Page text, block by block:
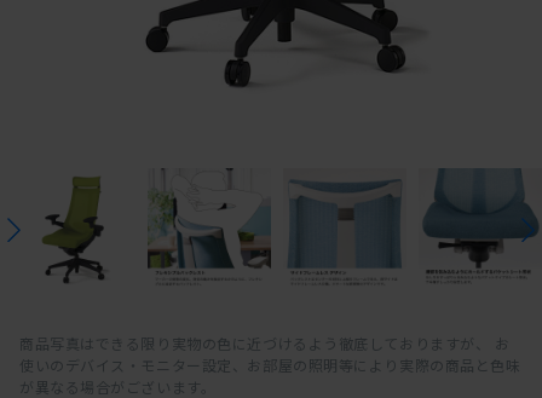
商品写真はできる限り実物の色に近づけるよう徹底しておりますが、 お
使いのデバイス・モニター設定、お部屋の照明等により実際の商品と色味
が異なる場合がございます。